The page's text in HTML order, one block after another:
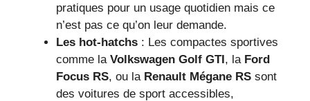
pratiques pour un usage quotidien mais ce
n’est pas ce qu’on leur demande.
Les hot-hatchs : Les compactes sportives
comme la Volkswagen Golf GTI, la Ford
Focus RS, ou la Renault Mégane RS sont
des voitures de sport accessibles,